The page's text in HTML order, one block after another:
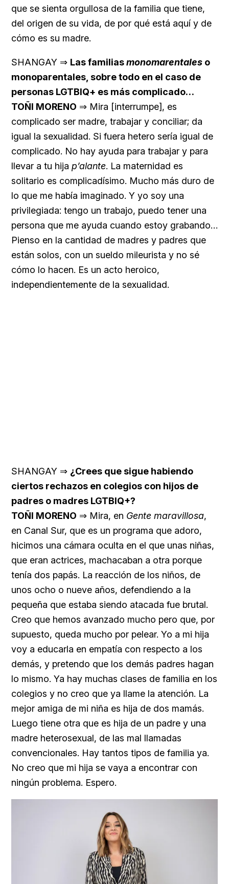
que se sienta orgullosa de la familia que tiene,
del origen de su vida, de por qué está aquí y de
cómo es su madre.
SHANGAY ⇒ Las familiasmonomarentales o
monoparentales, sobre todo en el caso de
personas LGTBIQ+ es más complicado…
TOÑI MORENO ⇒ Mira [interrumpe], es
complicado ser madre, trabajar y conciliar; da
igual la sexualidad. Si fuera hetero sería igual de
complicado. No hay ayuda para trabajar y para
llevar a tu hija p’alante. La maternidad es
solitario es complicadísimo. Mucho más duro de
lo que me había imaginado. Y yo soy una
privilegiada: tengo un trabajo, puedo tener una
persona que me ayuda cuando estoy grabando…
Pienso en la cantidad de madres y padres que
están solos, con un sueldo mileurista y no sé
cómo lo hacen. Es un acto heroico,
independientemente de la sexualidad.
SHANGAY ⇒ ¿Crees que sigue habiendo
ciertos rechazos en colegios con hijos de
padres o madres LGTBIQ+?
TOÑI MORENO ⇒ Mira, en Gente maravillosa,
en Canal Sur, que es un programa que adoro,
hicimos una cámara oculta en el que unas niñas,
que eran actrices, machacaban a otra porque
tenía dos papás. La reacción de los niños, de
unos ocho o nueve años, defendiendo a la
pequeña que estaba siendo atacada fue brutal.
Creo que hemos avanzado mucho pero que, por
supuesto, queda mucho por pelear. Yo a mi hija
voy a educarla en empatía con respecto a los
demás, y pretendo que los demás padres hagan
lo mismo. Ya hay muchas clases de familia en los
colegios y no creo que ya llame la atención. La
mejor amiga de mi niña es hija de dos mamás.
Luego tiene otra que es hija de un padre y una
madre heterosexual, de las mal llamadas
convencionales. Hay tantos tipos de familia ya.
No creo que mi hija se vaya a encontrar con
ningún problema. Espero.